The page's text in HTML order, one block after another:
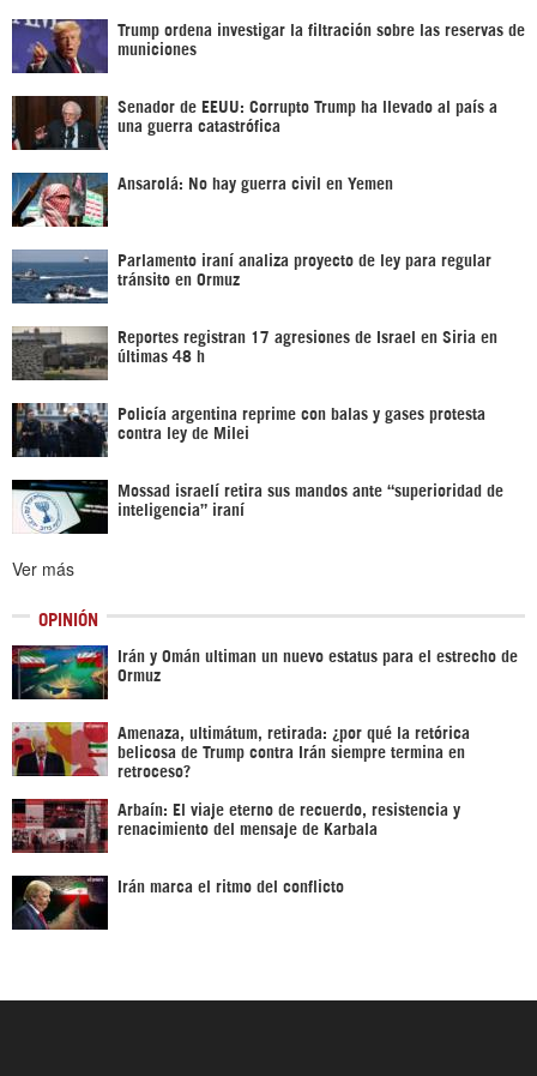
Trump ordena investigar la filtración sobre las reservas de
municiones
Senador de EEUU: Corrupto Trump ha llevado al país a
una guerra catastrófica
Ansarolá: No hay guerra civil en Yemen
Parlamento iraní analiza proyecto de ley para regular
tránsito en Ormuz
Reportes registran 17 agresiones de Israel en Siria en
últimas 48 h
Policía argentina reprime con balas y gases protesta
contra ley de Milei
Mossad israelí retira sus mandos ante “superioridad de
inteligencia” iraní
Ver más
OPINIÓN
Irán y Omán ultiman un nuevo estatus para el estrecho de
Ormuz
Amenaza, ultimátum, retirada: ¿por qué la retórica
belicosa de Trump contra Irán siempre termina en
retroceso?
Arbaín: El viaje eterno de recuerdo, resistencia y
renacimiento del mensaje de Karbala
Irán marca el ritmo del conflicto